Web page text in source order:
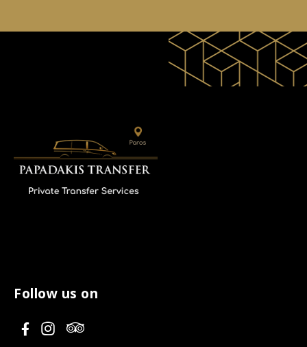
Follow us on
V
V
V